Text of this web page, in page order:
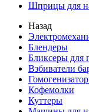
Шприцы для
Назад
Блендеры
Бликсеры для
Взбиватели
Кофемолки
Куттеры